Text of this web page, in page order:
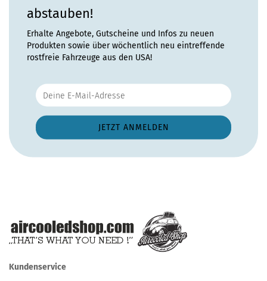
abstauben!
Erhalte Angebote, Gutscheine und Infos zu neuen
Produkten sowie über wöchentlich neu eintreffende
rostfreie Fahrzeuge aus den USA!
Kundenservice